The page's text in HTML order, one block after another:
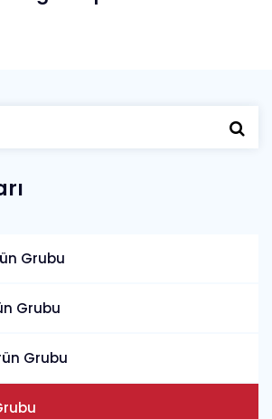
Grubu
Grubu
Grubu